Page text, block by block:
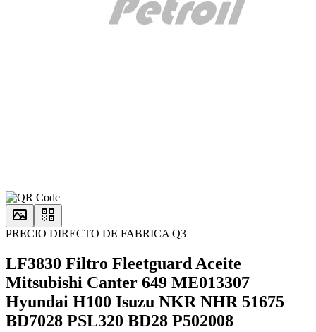
PRECIO DIRECTO DE FABRICA Q3
LF3830 Filtro Fleetguard Aceite
Mitsubishi Canter 649 ME013307
Hyundai H100 Isuzu NKR NHR 51675
BD7028 PSL320 BD28 P502008